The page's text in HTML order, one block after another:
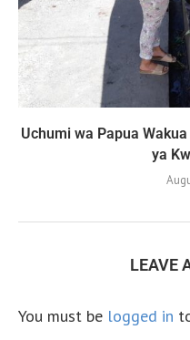
Uchumi wa Papua
ya
LEAVE
You must be logged in